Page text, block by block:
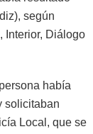
según
Interior, Diálogo
había
solicitaban
Local, que se